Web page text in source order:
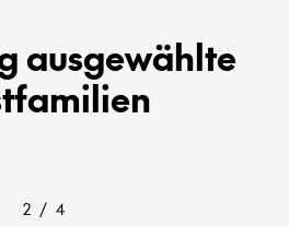
ausgewählte
2 / 4